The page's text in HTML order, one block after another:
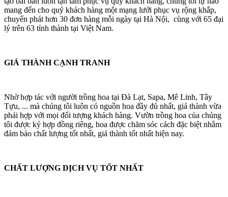
mang đến cho quý khách hàng một mạng lưới phục vụ rộng khắp,
chuyển phát hơn 30 đơn hàng mỗi ngày tại Hà Nội, cùng với 65 đại
lý trên 63 tỉnh thành tại Việt Nam.
GIÁ THÀNH CẠNH TRANH
Nhờ hợp tác với người trồng hoa tại Đà Lạt, Sapa, Mê Linh, Tây
Tựu, ... mà chúng tôi luôn có nguồn hoa đầy đủ nhất, giá thành vừa
phải hợp với mọi đối tượng khách hàng. Vườn trồng hoa của chúng
tôi được ký hợp đồng riêng, hoa được chăm sóc cách đặc biệt nhằm
đảm bảo chất lượng tốt nhất, giá thành tốt nhất hiện nay.
CHẤT LƯỢNG DỊCH VỤ TỐT NHẤT